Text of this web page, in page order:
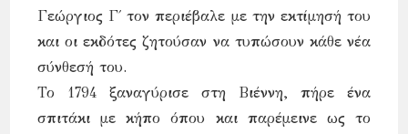
Γεώργιος Γ΄ τον περιέβαλε με την εκτίμησή του
και οι εκδότες ζητούσαν να τυπώσουν κάθε νέα
σύνθεσή του.
Το 1794 ξαναγύρισε στη Βιέννη, πήρε ένα
σπιτάκι με κήπο όπου και παρέμεινε ως το